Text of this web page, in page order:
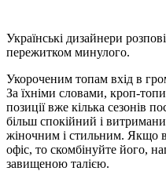
Українські дизайнери
пережитком минулого.
Укороченим топам вхід в
За їхніми словами, кроп-
позиції вже кілька сезонів
більш спокійний і
жіночним і стильним. Якщо
офіс, то скомбінуйте його,
завищеною талією.